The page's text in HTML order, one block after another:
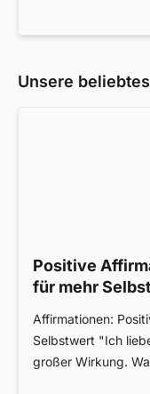
Unsere
Positive
für mehr
Affirmationen:
Selbstwert "Ich
großer Wirkung.